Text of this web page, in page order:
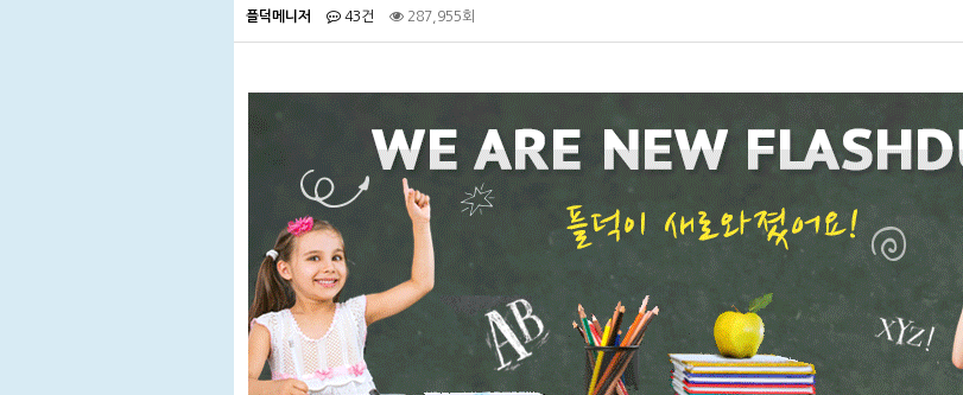
플덕메니저 43건 287,955회